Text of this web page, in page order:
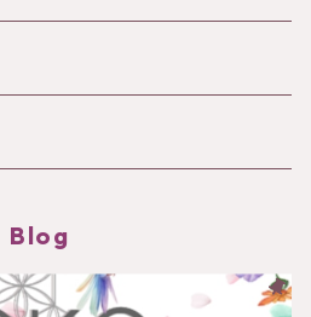
Blog